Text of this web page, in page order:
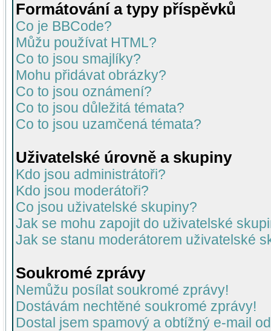
Formátování a typy příspěvků
Co je BBCode?
Můžu používat HTML?
Co to jsou smajlíky?
Mohu přidávat obrázky?
Co to jsou oznámení?
Co to jsou důležitá témata?
Co to jsou uzamčená témata?
Uživatelské úrovně a skupiny
Kdo jsou administrátoři?
Kdo jsou moderátoři?
Co jsou uživatelské skupiny?
Jak se mohu zapojit do uživatelské
Jak se stanu moderátorem uživatelské
Soukromé zprávy
Nemůžu posílat soukromé zprávy!
Dostávám nechtěné soukromé zprávy!
Dostal jsem spamový a obtížný e-mail